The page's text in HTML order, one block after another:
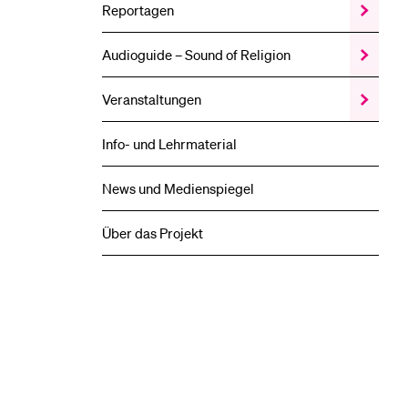
Reportagen
Zeige
das
Reportagen
Untermenü
Audioguide – Sound of Religion
Zeige
das
Audioguide
Sound
Untermenü
Veranstaltungen
Zeige
das
Info- und Lehrmaterial
News und Medienspiegel
Über das Projekt